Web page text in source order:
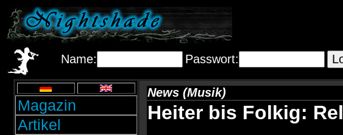
Name: Passwort:
Magazin
Artikel
News (Musik)
Heiter bis Folkig: